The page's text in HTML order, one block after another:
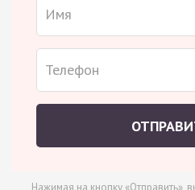
Нажимая на кнопку «Отправить»,